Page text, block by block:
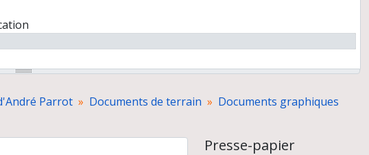
Parrot Documents de terrain
Documents graphiques
Presse-papier